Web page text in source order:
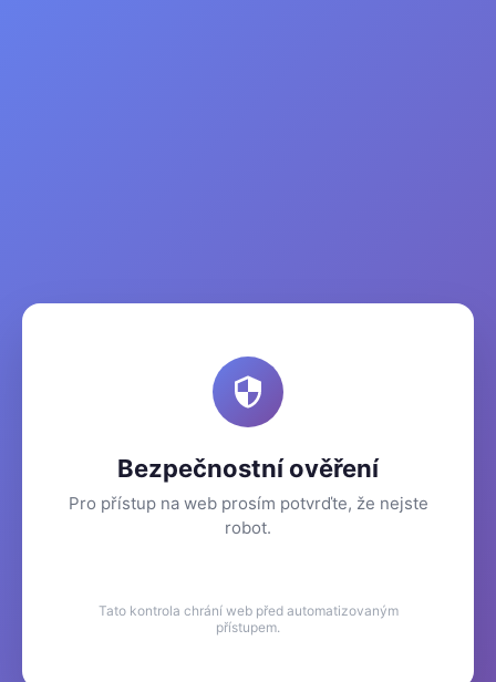
Bezpečnostní ověření
Pro přístup na web prosím potvrďte, že nejste
robot.
Tato kontrola chrání web před automatizovaným
přístupem.